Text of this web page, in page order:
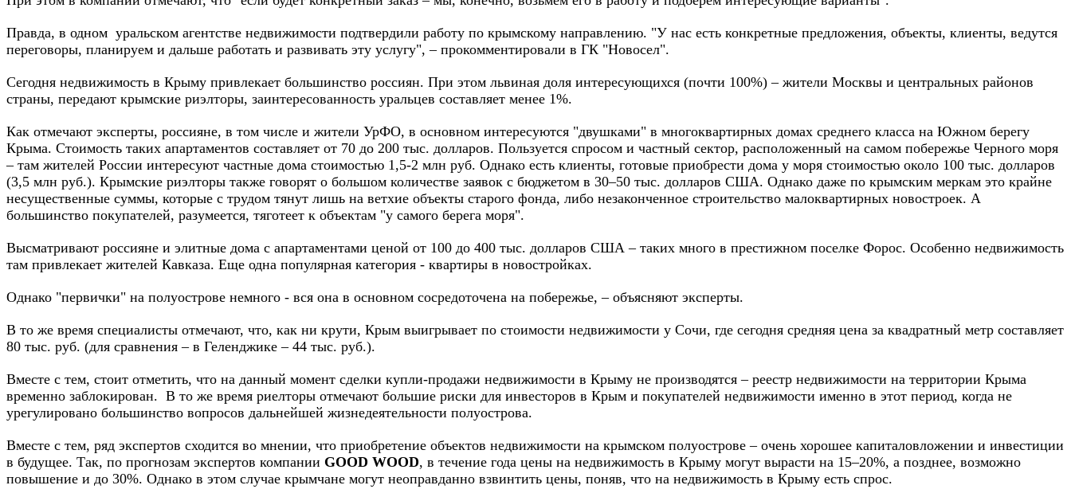
Правда, в одном уральском агентстве недвижимости подтвердили работу по крымскому направлению. "У нас есть конкретные предложения, объекты, клиенты, ведутся
переговоры, планируем и дальше работать и развивать эту услугу", – прокомментировали в ГК "Новосел".
Сегодня недвижимость в Крыму привлекает большинство россиян. При этом львиная доля интересующихся (почти 100%) – жители Москвы и центральных районов
страны, передают крымские риэлторы, заинтересованность уральцев составляет менее 1%.
Как отмечают эксперты, россияне, в том числе и жители УрФО, в основном интересуются "двушками" в многоквартирных домах среднего класса на Южном берегу
Крыма. Стоимость таких апартаментов составляет от 70 до 200 тыс. долларов. Пользуется спросом и частный сектор, расположенный на самом побережье Черного моря
– там жителей России интересуют частные дома стоимостью 1,5-2 млн руб. Однако есть клиенты, готовые приобрести дома у моря стоимостью около 100 тыс. долларов
(3,5 млн руб.). Крымские риэлторы также говорят о большом количестве заявок с бюджетом в 30–50 тыс. долларов США. Однако даже по крымским меркам это крайне
несущественные суммы, которые с трудом тянут лишь на ветхие объекты старого фонда, либо незаконченное строительство малоквартирных новостроек. А
большинство покупателей, разумеется, тяготеет к объектам "у самого берега моря".
Высматривают россияне и элитные дома с апартаментами ценой от 100 до 400 тыс. долларов США – таких много в престижном поселке Форос. Особенно недвижимость
там привлекает жителей Кавказа. Еще одна популярная категория - квартиры в новостройках.
Однако "первички" на полуострове немного - вся она в основном сосредоточена на побережье, – объясняют эксперты.
В то же время специалисты отмечают, что, как ни крути, Крым выигрывает по стоимости недвижимости у Сочи, где сегодня средняя цена за квадратный метр составляет
80 тыс. руб. (для сравнения – в Геленджике – 44 тыс. руб.).
Вместе с тем, стоит отметить, что на данный момент сделки купли-продажи недвижимости в Крыму не производятся – реестр недвижимости на территории Крыма
временно заблокирован. В то же время риелторы отмечают большие риски для инвесторов в Крым и покупателей недвижимости именно в этот период, когда не
урегулировано большинство вопросов дальнейшей жизнедеятельности полуострова.
Вместе с тем, ряд экспертов сходится во мнении, что приобретение объектов недвижимости на крымском полуострове – очень хорошее капиталовложении и инвестиции
в будущее. Так, по прогнозам экспертов компании GOOD WOOD, в течение года цены на недвижимость в Крыму могут вырасти на 15–20%, а позднее, возможно
повышение и до 30%. Однако в этом случае крымчане могут неоправданно взвинтить цены, поняв, что на недвижимость в Крыму есть спрос.